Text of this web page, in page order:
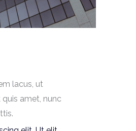
lacus, ut
amet, nunc